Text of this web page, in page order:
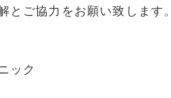
とご協力をお願い致します。
ック